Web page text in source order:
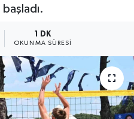
1 DK
OKUNMA SÜRESI